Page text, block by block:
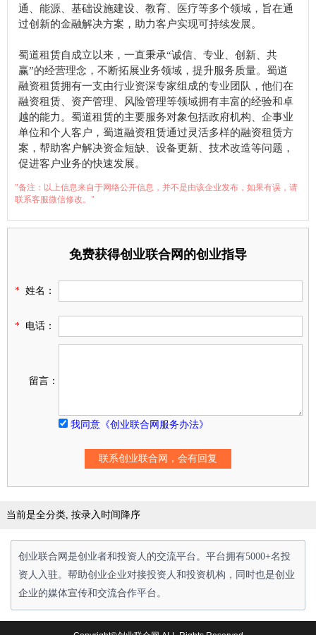
通、能源、基础设施建设、教育、医疗等多个领域，旨在通
过创新的金融解决方案，助力客户实现可持续发展。
蜀道租赁自成立以来，一直秉承“诚信、专业、创新、共
赢”的经营理念，不断拓展业务领域，提升服务质量。蜀道
融资租赁拥有一支由行业资深专家组成的专业团队，他们在
融资租赁、资产管理、风险管理等领域拥有丰富的经验和卓
越的能力。蜀道租赁的主要服务对象包括政府机构、企事业
单位和个人客户，蜀道融资租赁通过灵活多样的融资租赁方
案，帮助客户解决资金短缺、设备更新、技术改造等问题，
促进客户业务的快速发展。
"备注：以上信息来自于网络公开信息，并不是由该企业发布，如果有误，请
联系客服微信修改。"
免费获得创业联合网的创业指导
* 姓名：
* 电话：
留言：
我同意《创业联合网服务办法》
当前是全分类, 按录入时间降序
创业联合网是创业者和投资人的交流平台。平台拥有5000+名投
资人入驻。帮助创业企业对接投资人和投资机构，同时也是创业
企业的媒体宣传和交流合作平台。